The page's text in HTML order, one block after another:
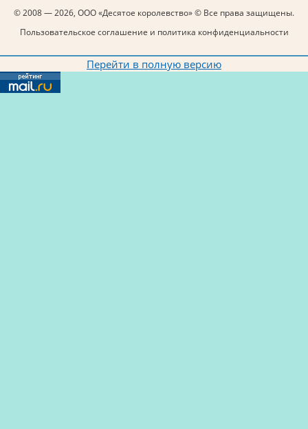
© 2008 — 2026, ООО «Десятое королевство» © Все права защищены.
Пользовательское соглашение и политика конфиденциальности
Перейти в полную версию